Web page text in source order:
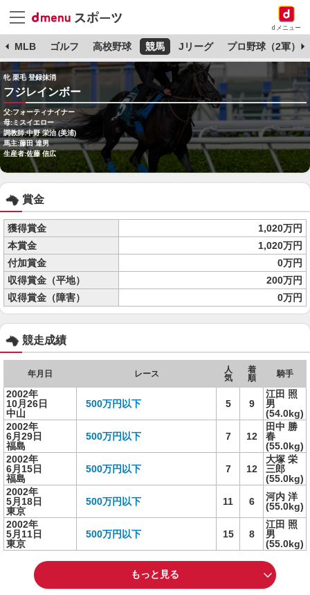
dメニュー
MLB ゴルフ 高校野球 競馬 Jリーグ プロ野球（2軍）
牝 栗毛 登録抹消
フジレインボー
父:フォーティナイナー
母:ミスイエロー
調教師:中野 栄治 (美浦)
馬主:藤田 達男
生産者:佐藤 信広
賞金
獲得賞金
1,020万円
本賞金
1,020万円
付加賞金
0万円
収得賞金（平地）
200万円
収得賞金（障害）
0万円
競走成績
年月日 レース
人
気
着
順
騎手
2002年
10月26日
中山
500万円以下 5 9
江田 照
男
(54.0kg)
2002年
6月29日
福島
500万円以下 7 12
田中 勝
春
(55.0kg)
2002年
6月15日
福島
500万円以下 7 12
大塚 栄
三郎
(55.0kg)
2002年
5月18日
東京
500万円以下 11 6
河内 洋
(55.0kg)
2002年
5月11日
東京
500万円以下 15 8
江田 照
男
(55.0kg)
もっと見る